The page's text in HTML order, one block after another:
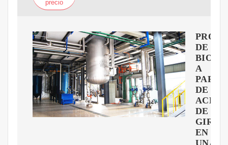
precio
DE
A
DE
DE
EN
UNA